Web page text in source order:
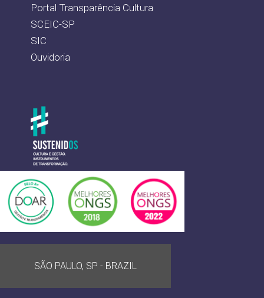
Portal Transparência Cultura
SCEIC-SP
SIC
Ouvidoria
SÃO PAULO, SP - BRAZIL